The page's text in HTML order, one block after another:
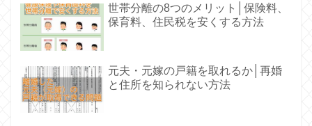
世帯分離の8つのメリット│保険料、
保育料、住民税を安くする方法
元夫・元嫁の戸籍を取れるか│再婚
と住所を知られない方法